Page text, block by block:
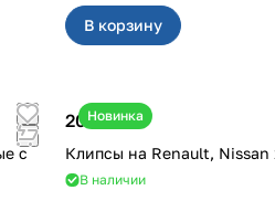
В корзину
с
Новинка
20 ₽
Клипсы на Renault,
В наличии